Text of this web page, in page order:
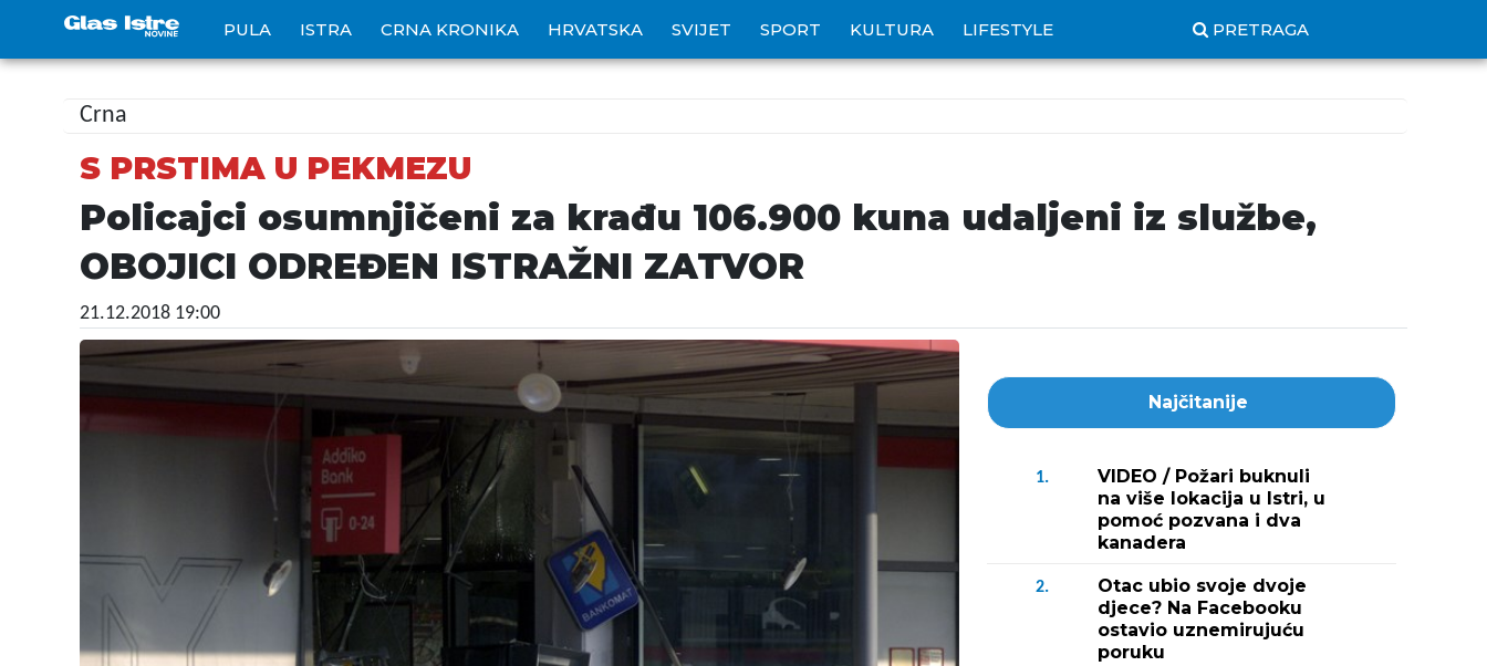
PULA ISTRA CRNA KRONIKA HRVATSKA SVIJET SPORT KULTURA LIFESTYLE PRETRAGA
Crna
S PRSTIMA U PEKMEZU
Policajci osumnjičeni za krađu 106.900 kuna udaljeni iz službe,
OBOJICI ODREĐEN ISTRAŽNI ZATVOR
21.12.2018 19:00
Najčitanije
1.
VIDEO / Požari buknuli
na više lokacija u Istri, u
pomoć pozvana i dva
kanadera
2.
Otac ubio svoje dvoje
djece? Na Facebooku
ostavio uznemirujuću
poruku